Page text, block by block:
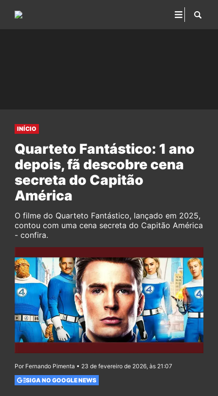
INÍCIO
Quarteto Fantástico: 1 ano
depois, fã descobre cena
secreta do Capitão
América
O filme do Quarteto Fantástico, lançado em 2025,
contou com uma cena secreta do Capitão América
- confira.
Por Fernando Pimenta • 23 de fevereiro de 2026, às 21:07
SIGA NO GOOGLE NEWS